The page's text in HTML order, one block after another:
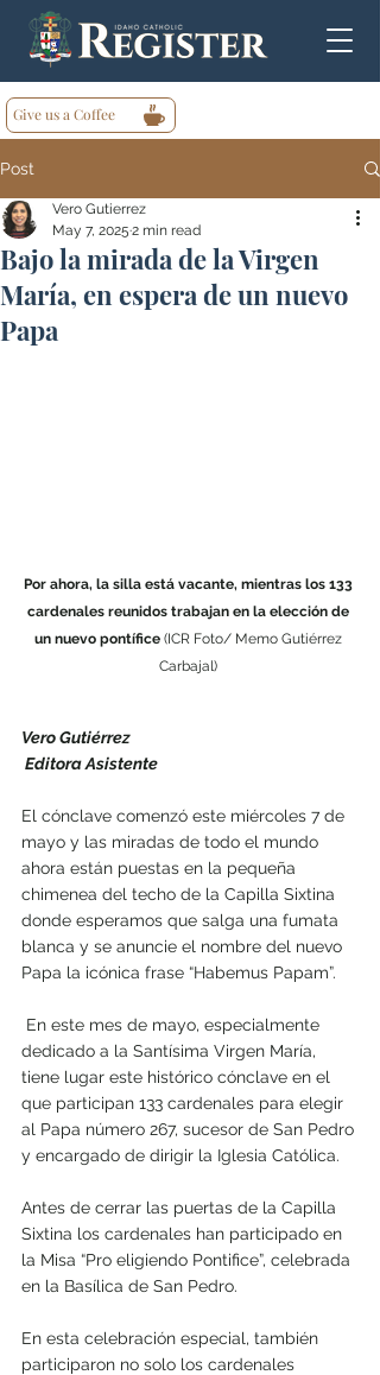
Give us a Coffee
Post
Bajo la mirada de la Virgen
María, en espera de un nuevo
Papa
Vero Gutierrez
May 7, 2025 2 min read
Por ahora, la silla está vacante, mientras los 133
cardenales reunidos trabajan en la elección de
un nuevo pontífice (ICR Foto/ Memo Gutiérrez
Carbajal)
Vero Gutiérrez
Editora Asistente
El cónclave comenzó este miércoles 7 de
mayo y las miradas de todo el mundo
ahora están puestas en la pequeña
chimenea del techo de la Capilla Sixtina
donde esperamos que salga una fumata
blanca y se anuncie el nombre del nuevo
Papa la icónica frase “Habemus Papam”.
En este mes de mayo, especialmente
dedicado a la Santísima Virgen María,
tiene lugar este histórico cónclave en el
que participan 133 cardenales para elegir
al Papa número 267, sucesor de San Pedro
y encargado de dirigir la Iglesia Católica.
Antes de cerrar las puertas de la Capilla
Sixtina los cardenales han participado en
la Misa “Pro eligiendo Pontifice”, celebrada
en la Basílica de San Pedro.
En esta celebración especial, también
participaron no solo los cardenales